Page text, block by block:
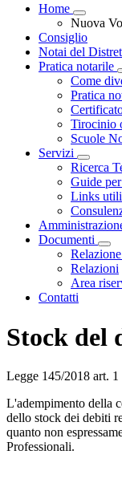
Home
Nuova
Consiglio
Notai del
Pratica notarile
Come
Pratica
Tirocinio
Scuole
Servizi
Ricerca
Guide
Links utili
Documenti
Relazioni
Area
Contatti
Stock del
Legge 145/2018 art. 1
L'adempimento della
dello stock dei debiti
quanto non
Professionali.